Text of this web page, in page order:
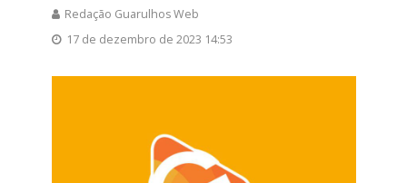
Redação Guarulhos Web
17 de dezembro de 2023 14:53